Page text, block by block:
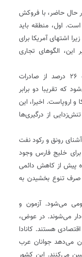
حال حاضر، با فروکش
اول، منطقه باید
اشتهای آمریکا برای
این، الگوهای تجاری
صندوق بین‌المللی پول تخمین می‌زند که ۲۶ درصد از صادرات
که تقریبا دو برابر
آمریکا و اروپاست. اخیرا، این
از درگیری‌ها
آشنای رونق و رکود نفت
خلیج فارس وجود
پیش از کاهش دائمی
صرف تنوع بخشیدن به
می‌شود. آزمون و
می‌شوند. در عوض،
هستند. کانادا
می‌دهد جوانان عرب